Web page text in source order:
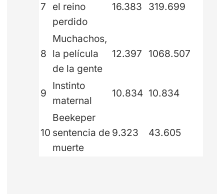
7
el reino
perdido
16.383 319.699
8
Muchachos,
la película
de la gente
12.397 1068.507
9
Instinto
maternal
10.834 10.834
10
Beekeper
sentencia de
muerte
9.323 43.605